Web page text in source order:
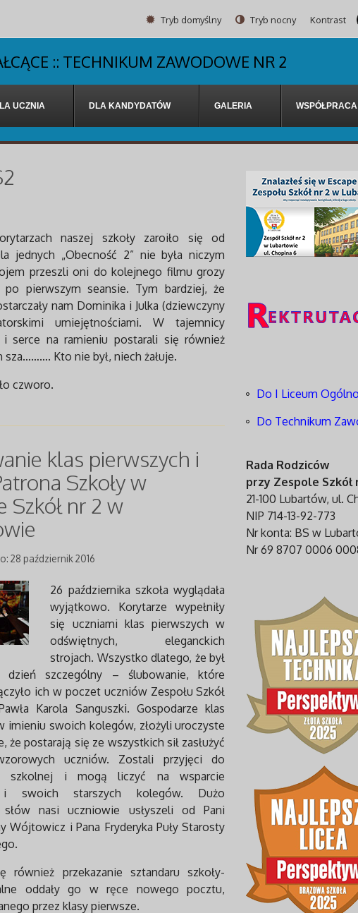
Tryb domyślny Tryb nocny Kontrast
:: TECHNIKUM ZAWODOWE NR 2
UCZNIA DLA KANDYDATÓW GALERIA WSPÓŁPRACA
naszej szkoły zaroiło się od
jednych „Obecność 2” nie była niczym
przeszli oni do kolejnego filmu grozy
po pierwszym seansie. Tym bardziej, że
nam Dominika i Julka (dziewczyny
umiejętnościami. W tajemnicy
serce na ramieniu postarali się również
sza………. Kto nie był, niech żałuje.
czworo.
klas pierwszych i
Szkoły w
Szkół nr 2 w
28 październik 2016
26 października szkoła wyglądała
wyjątkowo. Korytarze wypełniły
się uczniami klas pierwszych w
odświętnych, eleganckich
strojach. Wszystko dlatego, że był
szczególny – ślubowanie, które
ich w poczet uczniów Zespołu Szkół
Karola Sanguszki. Gospodarze klas
imieniu swoich kolegów, złożyli uroczyste
że postarają się ze wszystkich sił zasłużyć
uczniów. Zostali przyjęci do
szkolnej i mogą liczyć na wsparcie
i swoich starszych kolegów. Dużo
słów nasi uczniowie usłyszeli od Pani
Wójtowicz i Pana Fryderyka Puły Starosty
również przekazanie sztandaru szkoły-
oddały go w ręce nowego pocztu,
przez klasy pierwsze.
Do I Liceum
Do Technikum
Rada Rodziców
przy Zespole Szkół
21-100 Lubartów, ul.
NIP 714-13-92-773
Nr konta: BS w
Nr 69 8707 0006